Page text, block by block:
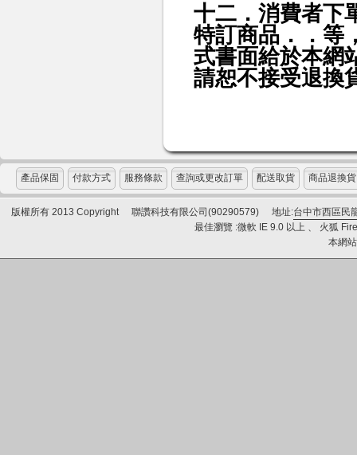
十二．消費者下
特訂商品．．等
式書面給於本網
請恕不接受退換
產品保固 付款方式 服務條款 查詢或更改訂單 配送取貨 商品退換貨
版權所有 2013 Copyright 聯讚科技有限公司(90290579) 地址:台中市西區民
最佳瀏覽 :微軟 IE 9.0 以上 、 火狐
本網